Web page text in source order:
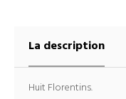
La description
Huit Florentins.